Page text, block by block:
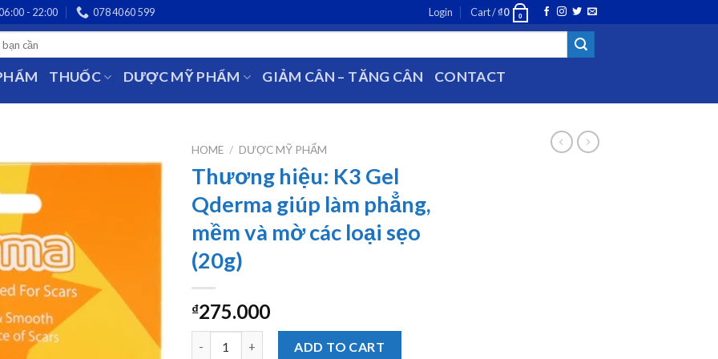
- 22:00 078 4060 599 Login Cart /₫0 0
THUỐC DƯỢC MỸ PHẨM GIẢM CÂN – TĂNG CÂN CONTACT
HOME / DƯỢC MỸ PHẨM
Thương hiệu: K3 Gel
Qderma giúp làm phẳng,
mềm và mờ các loại sẹo
(20g)
₫275.000
ADD TO CART